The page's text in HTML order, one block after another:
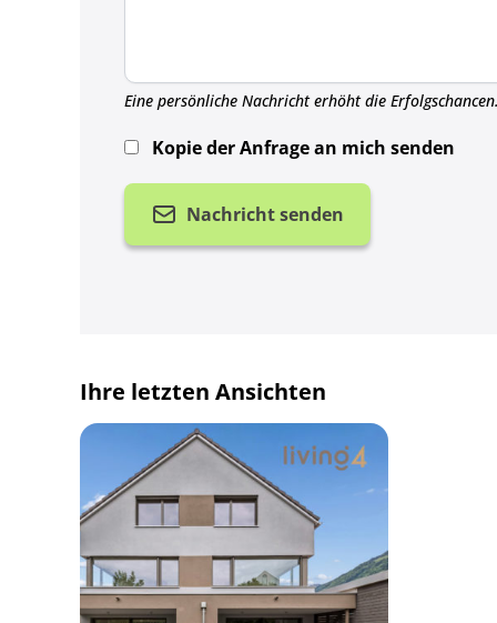
Eine persönliche Nachricht erhöht die Erfolgschancen.
Kopie der Anfrage an mich senden
Nachricht senden
Ihre letzten Ansichten